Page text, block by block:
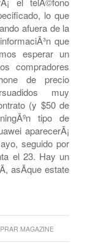
no sea una
un telÃ©fono
desde hace un
de tener el
pantalla HVGA
con enfoque fijo
el telÃ©fono
lo que
afuera de la
que
esperar un
compradores
de precio
muy
(y $50 de
aparecerÃ¡
seguido por
el 23. Hay un